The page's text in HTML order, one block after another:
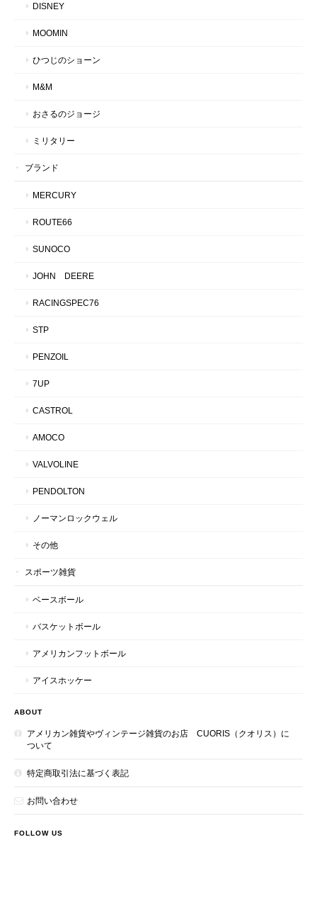
DISNEY
MOOMIN
ひつじのショーン
M&M
おさるのジョージ
ミリタリー
ブランド
MERCURY
ROUTE66
SUNOCO
JOHN DEERE
RACINGSPEC76
STP
PENZOIL
7UP
CASTROL
AMOCO
VALVOLINE
PENDOLTON
ノーマンロックウェル
その他
スポーツ雑貨
ベースボール
バスケットボール
アメリカンフットボール
アイスホッケー
ABOUT
アメリカン雑貨やヴィンテージ雑貨のお店 CUORIS（クオリス）に
ついて
特定商取引法に基づく表記
お問い合わせ
FOLLOW US